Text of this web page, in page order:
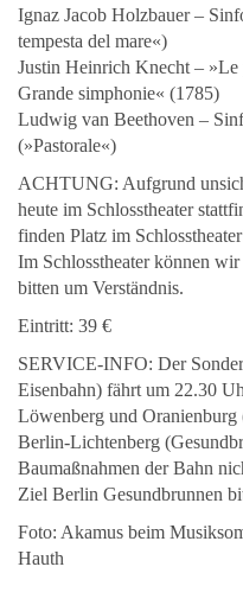
Ignaz Jacob Holzbauer –
tempesta del mare«)
Justin Heinrich Knecht – »Le
Grande simphonie« (1785)
Ludwig van Beethoven –
(»Pastorale«)
ACHTUNG: Aufgrund
heute im Schlosstheater
finden Platz im
Im Schlosstheater können
bitten um Verständnis.
Eintritt: 39 €
SERVICE-INFO: Der
Eisenbahn) fährt um 22.30
Löwenberg und
Berlin-Lichtenberg
Baumaßnahmen der Bahn
Ziel Berlin Gesundbrunnen
Foto: Akamus beim
Hauth